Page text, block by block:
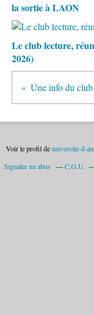
la sortie à LAON
Le club lecture,
2026)
Une info du
Voir le profil deuniversite-d-
Signaler un abus
C.G.U.